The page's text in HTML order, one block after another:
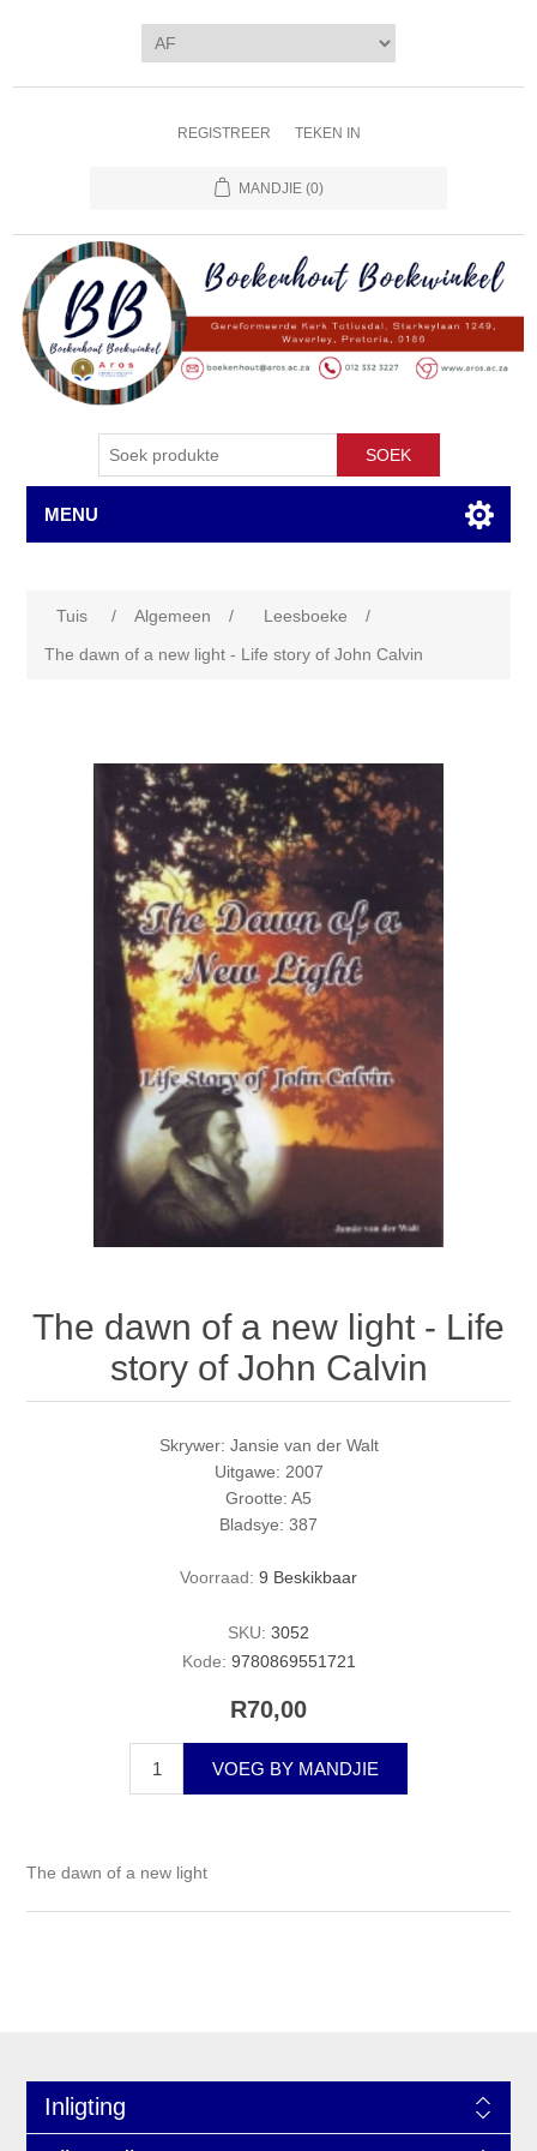
REGISTREER TEKEN IN
MANDJIE (0)
SOEK
MENU
Tuis / Algemeen / Leesboeke
/
The dawn of a new light - Life story of John Calvin
The dawn of a new light - Life
story of John Calvin
Skrywer: Jansie van der Walt
Uitgawe: 2007
Grootte: A5
Bladsye: 387
Voorraad: 9 Beskikbaar
SKU: 3052
Kode: 9780869551721
R70,00
VOEG BY MANDJIE
The dawn of a new light
Inligting